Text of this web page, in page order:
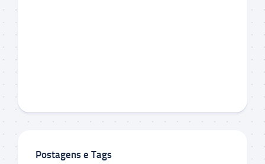
Postagens e Tags